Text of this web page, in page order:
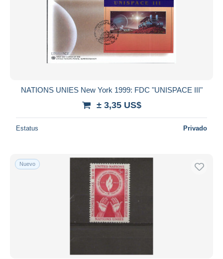
NATIONS UNIES New York 1999: FDC "UNISPACE III"
± 3,35 US$
Estatus Privado
Nuevo